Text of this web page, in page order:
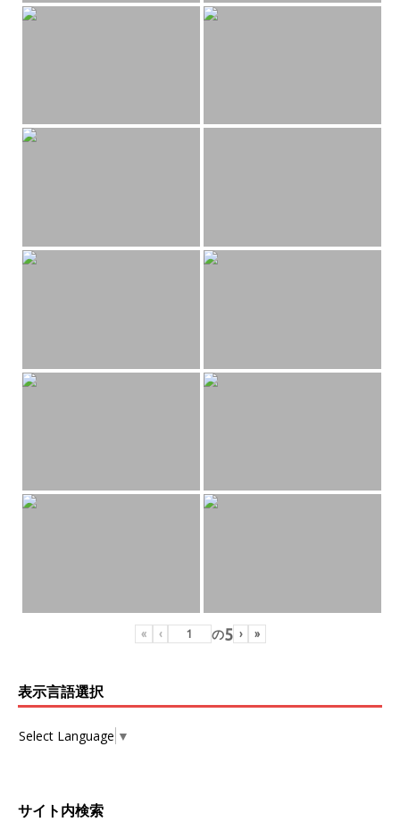
« ‹ の5 › »
表示言語選択
Select Language ▼
サイト内検索